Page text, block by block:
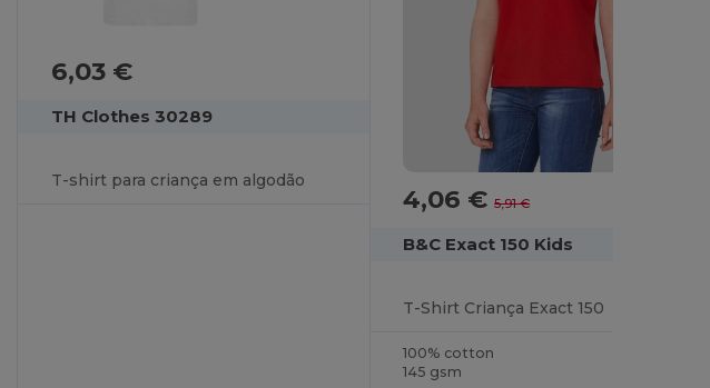
6,03 €
TH Clothes 30289
T-shirt para criança em algodão
4,06 €5,91 €
B&C Exact 150 Kids
T-Shirt Criança Exact 150
100% cotton
145 gsm